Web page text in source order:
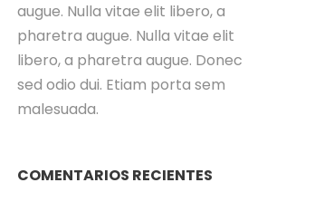
augue. Nulla vitae elit libero, a
pharetra augue. Nulla vitae elit
libero, a pharetra augue. Donec
sed odio dui. Etiam porta sem
malesuada.
COMENTARIOS RECIENTES